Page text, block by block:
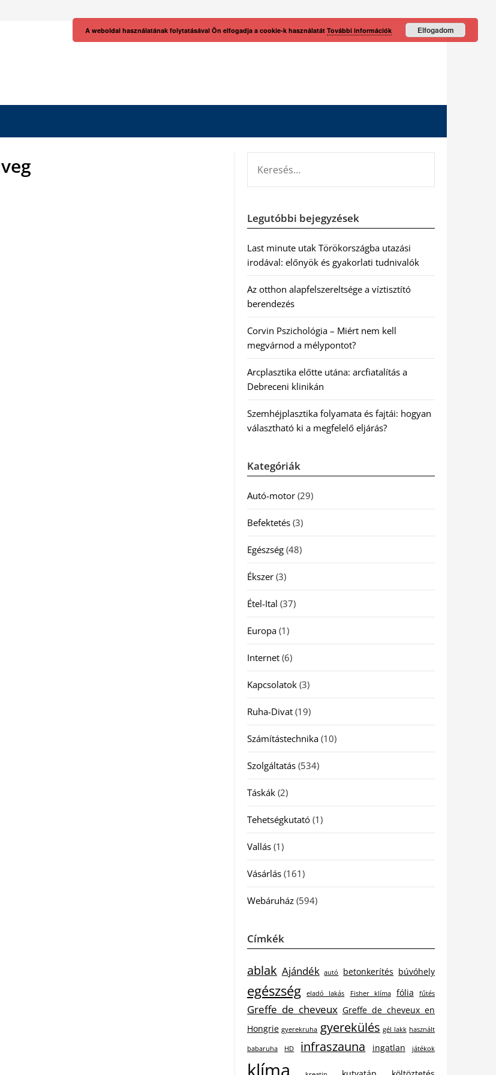
Legutóbbi bejegyzések
Last minute utak Törökországba utazási
irodával: előnyök és gyakorlati tudnivalók
Az otthon alapfelszereltsége a víztisztító
berendezés
Corvin Pszichológia – Miért nem kell
megvárnod a mélypontot?
Arcplasztika előtte utána: arcfiatalítás a
Debreceni klinikán
Szemhéjplasztika folyamata és fajtái: hogyan
választható ki a megfelelő eljárás?
Kategóriák
Autó-motor(29)
Befektetés(3)
Egészség(48)
Ékszer(3)
Étel-Ital (37)
Europa(1)
Internet(6)
Kapcsolatok(3)
Ruha-Divat(19)
Számítástechnika(10)
Szolgáltatás(534)
Táskák(2)
Tehetségkutató(1)
Vallás(1)
Vásárlás(161)
Webáruház(594)
Címkék
ablak Ajándék autó betonkerítés búvóhely
egészség eladó lakás Fisher klíma fólia fűtés
Greffe de cheveux Greffe de cheveux en
Hongrie gyerekruha gyerekülés gél lakk használt
babaruha HD infraszauna ingatlan játékok
klíma
A weboldal használatának folytatásával Ön elfogadja a cookie-k használatát További információk Elfogadom